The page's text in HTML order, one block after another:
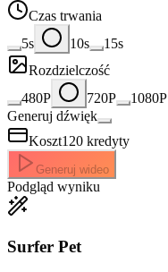
Czas trwania
5s
10s
15s
Rozdzielczość
480P
720P
1080P
Generuj dźwięk
Koszt120 kredyty
Generuj wideo
Podgląd wyniku
Surfer Pet